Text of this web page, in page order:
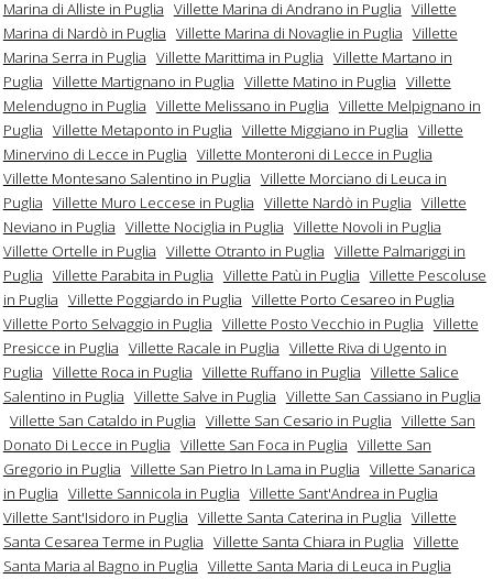
Marina di Alliste in Puglia Villette Marina di Andrano in Puglia Villette
Marina di Nardò in Puglia Villette Marina di Novaglie in Puglia Villette
Marina Serra in Puglia Villette Marittima in Puglia Villette Martano in
Puglia Villette Martignano in Puglia Villette Matino in Puglia Villette
Melendugno in Puglia Villette Melissano in Puglia Villette Melpignano in
Puglia Villette Metaponto in Puglia Villette Miggiano in Puglia Villette
Minervino di Lecce in Puglia Villette Monteroni di Lecce in Puglia
Villette Montesano Salentino in Puglia Villette Morciano di Leuca in
Puglia Villette Muro Leccese in Puglia Villette Nardò in Puglia Villette
Neviano in Puglia Villette Nociglia in Puglia Villette Novoli in Puglia
Villette Ortelle in Puglia Villette Otranto in Puglia Villette Palmariggi in
Puglia Villette Parabita in Puglia Villette Patù in Puglia Villette Pescoluse
in Puglia Villette Poggiardo in Puglia Villette Porto Cesareo in Puglia
Villette Porto Selvaggio in Puglia Villette Posto Vecchio in Puglia Villette
Presicce in Puglia Villette Racale in Puglia Villette Riva di Ugento in
Puglia Villette Roca in Puglia Villette Ruffano in Puglia Villette Salice
Salentino in Puglia Villette Salve in Puglia Villette San Cassiano in Puglia
Villette San Cataldo in Puglia Villette San Cesario in Puglia Villette San
Donato Di Lecce in Puglia Villette San Foca in Puglia Villette San
Gregorio in Puglia Villette San Pietro In Lama in Puglia Villette Sanarica
in Puglia Villette Sannicola in Puglia Villette Sant'Andrea in Puglia
Villette Sant'Isidoro in Puglia Villette Santa Caterina in Puglia Villette
Santa Cesarea Terme in Puglia Villette Santa Chiara in Puglia Villette
Santa Maria al Bagno in Puglia Villette Santa Maria di Leuca in Puglia